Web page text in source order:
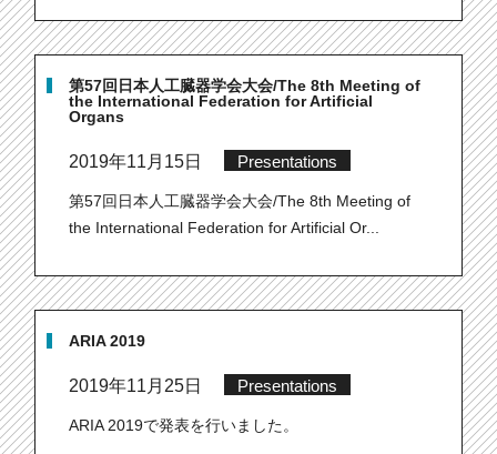
第57回日本人工臓器学会大会/The 8th Meeting of
the International Federation for Artificial
Organs
2019年11月15日 Presentations
第57回日本人工臓器学会大会/The 8th Meeting of
the International Federation for Artificial Or...
ARIA 2019
2019年11月25日 Presentations
ARIA 2019で発表を行いました。